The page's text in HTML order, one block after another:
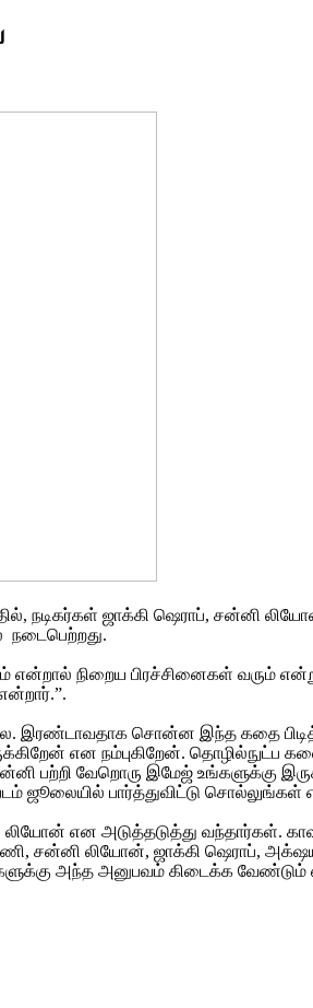
ஜாக்கி ஷெராப், சன்னி லியோன்,
நடைபெற்றது.
என்றால் நிறைய பிரச்சினைகள்
சொன்ன இந்த கதை
என நம்புகிறேன். தொழில்நுட்ப
பற்றி வேறொரு இமேஜ் உங்களுக்கு
ஜூலையில் பார்த்துவிட்டு சொல்லுங்கள்
என அடுத்தடுத்து வந்தார்கள்.
சன்னி லியோன், ஜாக்கி ஷெராப்,
உங்களுக்கு அந்த அனுபவம் கிடைக்க